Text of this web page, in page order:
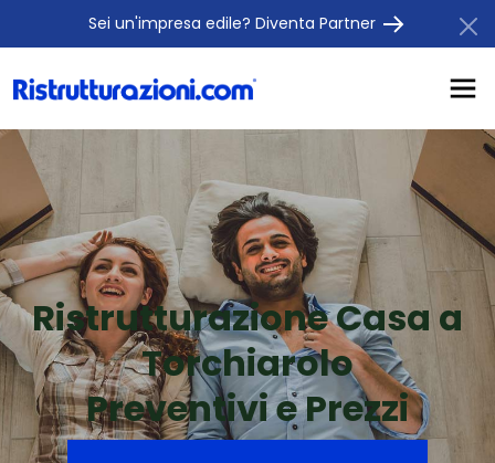
Sei un'impresa edile? Diventa Partner
Ristrutturazione Casa a
Torchiarolo
Preventivi e Prezzi